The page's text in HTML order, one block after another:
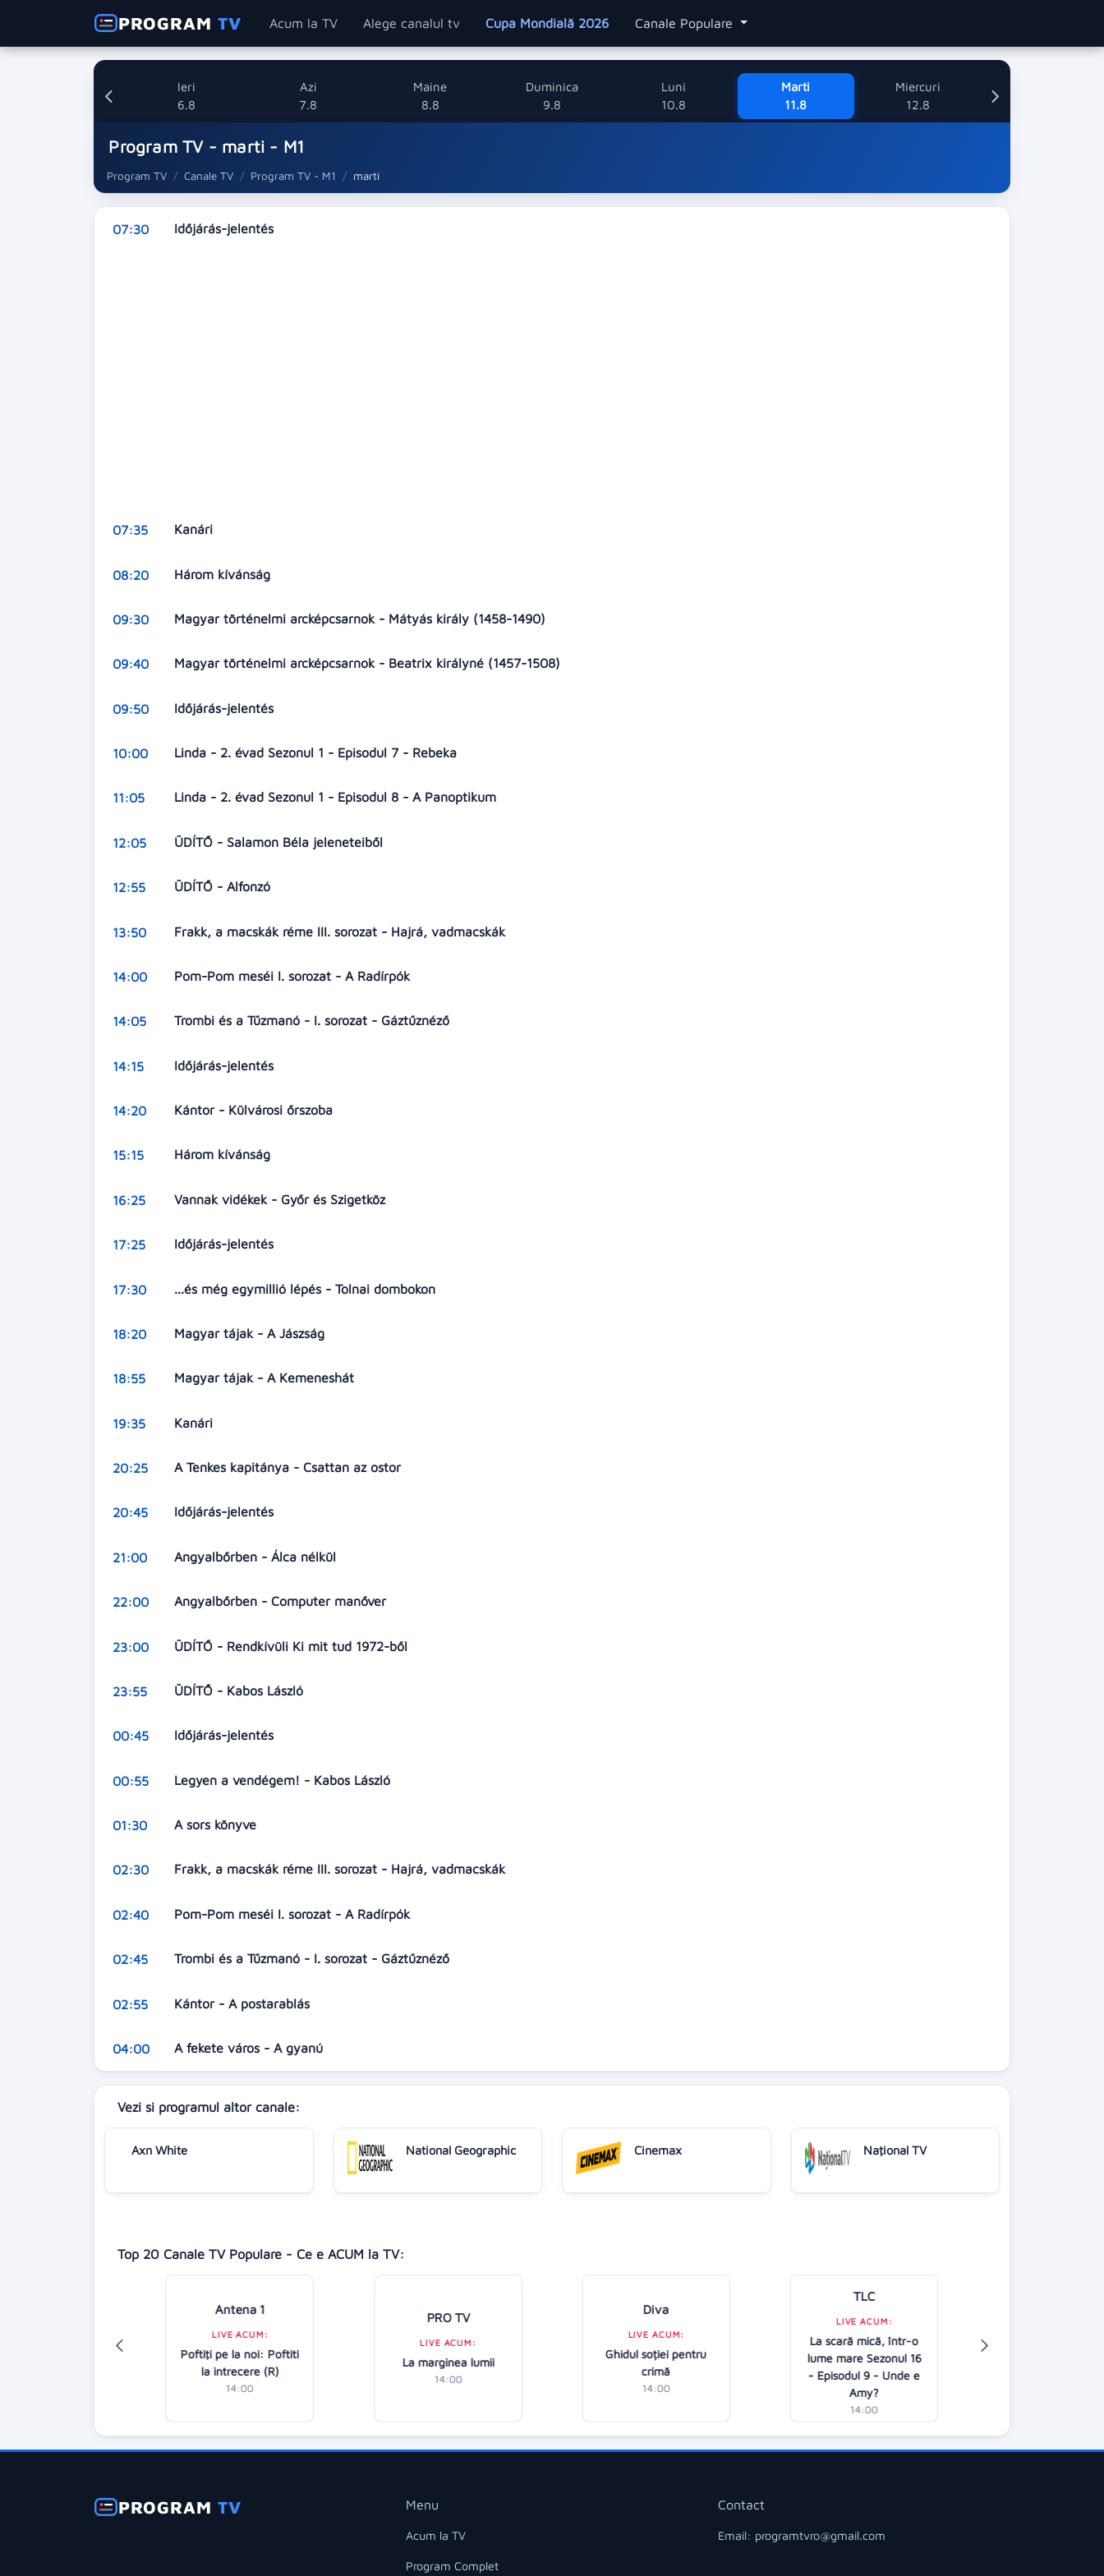
PROGRAMTV Acum la TV Alege canalul tv Cupa Mondială 2026 Canale Populare
Ieri
6.8
Azi
7.8
Maine
8.8
Duminica
9.8
Luni
10.8
Marti
11.8
Miercuri
12.8
Program TV - marti - M1
Program TV Canale TV Program TV - M1 marti
07:30 Időjárás-jelentés
07:35 Kanári
08:20 Három kívánság
09:30 Magyar történelmi arcképcsarnok - Mátyás király (1458-1490)
09:40 Magyar történelmi arcképcsarnok - Beatrix királyné (1457-1508)
09:50 Időjárás-jelentés
10:00 Linda - 2. évad Sezonul 1 - Episodul 7 - Rebeka
11:05 Linda - 2. évad Sezonul 1 - Episodul 8 - A Panoptikum
12:05 ÜDÍTŐ - Salamon Béla jeleneteiből
12:55 ÜDÍTŐ - Alfonzó
13:50 Frakk, a macskák réme III. sorozat - Hajrá, vadmacskák
14:00 Pom-Pom meséi I. sorozat - A Radírpók
14:05 Trombi és a Tűzmanó - I. sorozat - Gáztűznéző
14:15 Időjárás-jelentés
14:20 Kántor - Külvárosi őrszoba
15:15 Három kívánság
16:25 Vannak vidékek - Győr és Szigetköz
17:25 Időjárás-jelentés
17:30 ...és még egymillió lépés - Tolnai dombokon
18:20 Magyar tájak - A Jászság
18:55 Magyar tájak - A Kemeneshát
19:35 Kanári
20:25 A Tenkes kapitánya - Csattan az ostor
20:45 Időjárás-jelentés
21:00 Angyalbőrben - Álca nélkül
22:00 Angyalbőrben - Computer manőver
23:00 ÜDÍTŐ - Rendkívüli Ki mit tud 1972-ből
23:55 ÜDÍTŐ - Kabos László
00:45 Időjárás-jelentés
00:55 Legyen a vendégem! - Kabos László
01:30 A sors könyve
02:30 Frakk, a macskák réme III. sorozat - Hajrá, vadmacskák
02:40 Pom-Pom meséi I. sorozat - A Radírpók
02:45 Trombi és a Tűzmanó - I. sorozat - Gáztűznéző
02:55 Kántor - A postarablás
04:00 A fekete város - A gyanú
Vezi si programul altor canale:
Axn White National Geographic Cinemax Naţional TV
Top 20 Canale TV Populare - Ce e ACUM la TV:
Antena 1
LIVE ACUM:
Poftiţi pe la noi: Poftiti
la intrecere (R)
14:00
PRO TV
LIVE ACUM:
La marginea lumii
14:00
Diva
LIVE ACUM:
Ghidul soției pentru
crimă
14:00
TLC
LIVE ACUM:
La scară mică, într-o
lume mare Sezonul 16
- Episodul 9 - Unde e
Amy?
14:00
PROGRAMTV Menu
Acum la TV
Program Complet
Contact
Email: programtvro@gmail.com